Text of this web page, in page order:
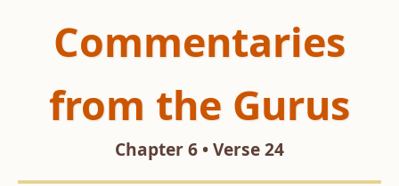
Commentaries
from the Gurus
Chapter 6 • Verse 24